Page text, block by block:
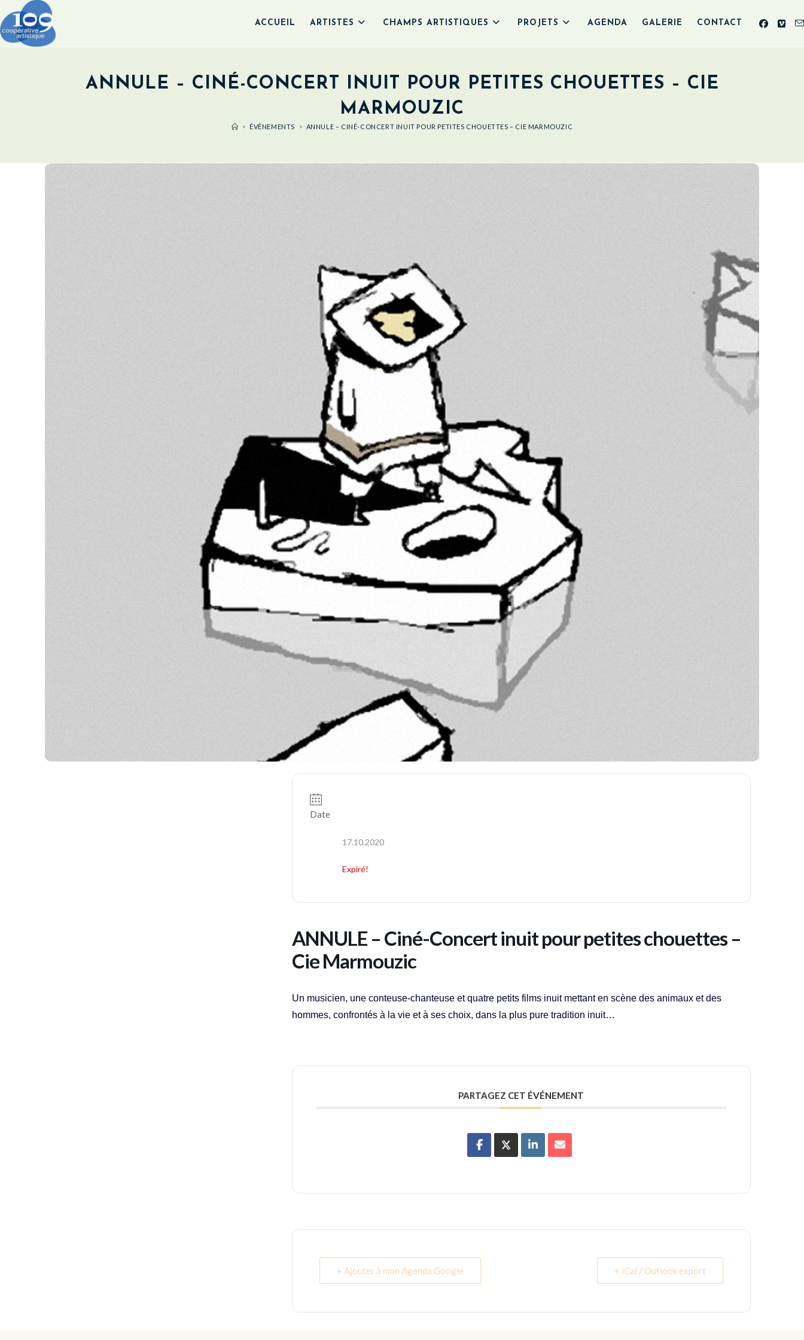
ACCUEIL ARTISTES CHAMPS ARTISTIQUES PROJETS AGENDA GALERIE CONTACT
ANNULE – CINÉ-CONCERT INUIT POUR PETITES CHOUETTES – CIE
MARMOUZIC
> ÉVÉNEMENTS > ANNULE – CINÉ-CONCERT INUIT POUR PETITES CHOUETTES – CIE MARMOUZIC
Date
17.10.2020
Expiré!
ANNULE – Ciné-Concert inuit pour petites chouettes –
Cie Marmouzic
Un musicien, une conteuse-chanteuse et quatre petits films inuit mettant en scène des animaux et des
hommes, confrontés à la vie et à ses choix, dans la plus pure tradition inuit…
PARTAGEZ CET ÉVÉNEMENT
+ Ajouter à mon Agenda Google + iCal / Outlook export